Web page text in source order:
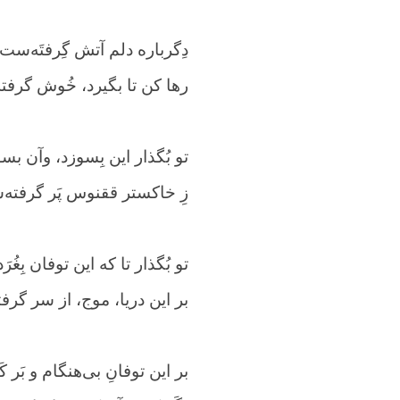
دِگرباره دلم آتش
رها کن تا بگیرد، خُوش
تو بُگذار این بِسوزد، وآن
زِ خاکستر ققنوس پَر
تو بُگذار تا که این توفان
بر این دریا، موج، از سر
بر این توفانِ بی‌هنگام و بَر